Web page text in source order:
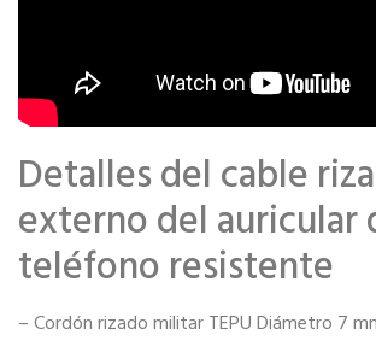
Detalles del cable
externo del auricular
teléfono resistente
– Cordón rizado militar TEPU Diámetro 7